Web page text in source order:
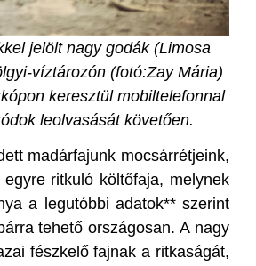
jelölt nagy godák (Limosa
víztározón (fotó:Zay Mária)
keresztül mobiltelefonnal
leolvasását követően.
madárfajunk mocsárrétjeink,
ritkuló költőfaja, melynek
a legutóbbi adatok** szerint
tehető országosan. A nagy
fészkelő fajnak a ritkaságát,